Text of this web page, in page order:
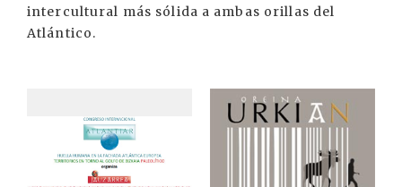
intercultural más sólida a ambas orillas del
Atlántico.